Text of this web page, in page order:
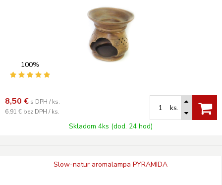
100%
8,50 € s DPH / ks.
6,91 € bez DPH / ks.
ks.
Skladom 4ks (dod. 24 hod)
Slow-natur aromalampa PYRAMÍDA